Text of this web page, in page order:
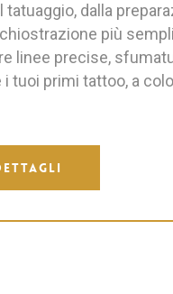
dalla
più
linee precise,
tuoi primi tattoo, a